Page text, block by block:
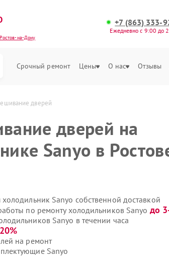
Ростов-на-Дону
+7 (863) 333-
Ежедневно с 9:00 до
Срочный ремонт Цены О нас Отзывы
дверей
дверей на
Sanyo в
Sanyo собственной доставкой
по ремонту холодильников Sanyo до
Sanyo в течении часа
20%
на ремонт
Sanyo